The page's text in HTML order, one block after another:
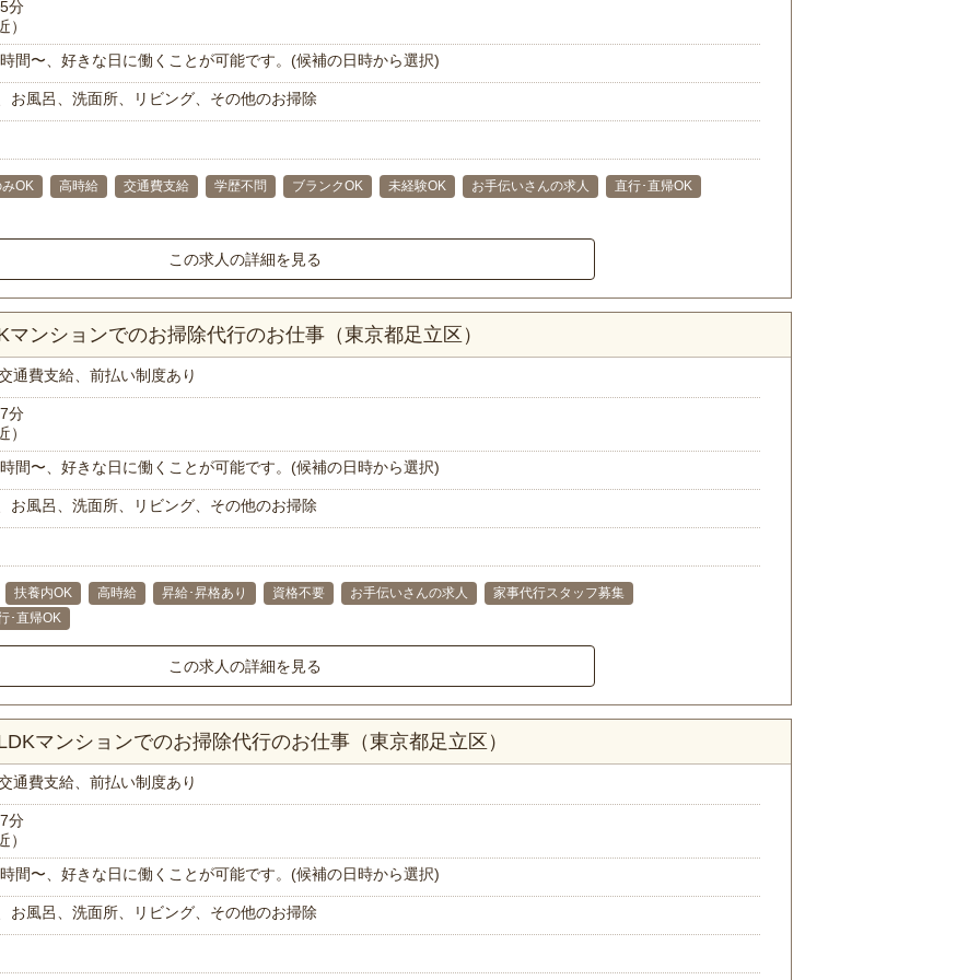
分
間〜、好きな日に働くことが可能です。(候補の日時から選択)
お風呂、洗面所、リビング、その他のお掃除
OK 高時給 交通費支給 学歴不問 ブランクOK 未経験OK お手伝いさんの求人 直行･直帰OK
この求人の詳細を見る
ンションでのお掃除代行のお仕事（東京都足立区）
通費支給、前払い制度あり
分
間〜、好きな日に働くことが可能です。(候補の日時から選択)
お風呂、洗面所、リビング、その他のお掃除
扶養内OK 高時給 昇給･昇格あり 資格不要 お手伝いさんの求人
家事代行スタッフ募集
･直帰OK
この求人の詳細を見る
マンションでのお掃除代行のお仕事（東京都足立区）
通費支給、前払い制度あり
分
間〜、好きな日に働くことが可能です。(候補の日時から選択)
お風呂、洗面所、リビング、その他のお掃除